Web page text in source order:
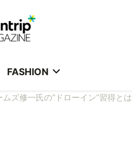
FASHION
ズ修一氏の“ドローイン”習得とは